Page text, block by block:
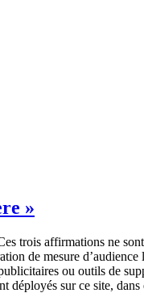
»
de consentement et de retrait.Le fait qu’aucun cookie n’apparaisse dans un outil de scan ne clôt pas l’analyse. 4. Vérifier les données collectées et les transformations Le data collection summary doit répondre à des questions concrètes :l’adresse IP est-elle reçue, utilisée et stockée ? l’URL complète est-elle transmise ? le user-agent est-il conservé brut ou réduit ? un identifiant visiteur est-il créé ? peut-il être stable entre des jours ou des sites ? les paramètres UTM sont-ils conservés ? des événements libres peuvent-ils contenir du texte ? quelles données sont agrégées ? à quel moment une donnée devient-elle non individualisable ?Un mode « anonyme » dont personne ne peut expliquer le fonctionnement n’est pas une preuve. 5. Vérifier l’usage par le fournisseur Demandez :le fournisseur agit-il uniquement comme sous-traitant pour cette collecte ? réutilise-t-il certaines données pour ses propres finalités ? combine-t-il les données entre clients ? fournit-il un benchmark à partir de données individualisées ? entraîne-t-il un modèle ou enrichit-il un autre produit ? quels sous-traitants reçoivent les données ? quels transferts internationaux s’appliquent ?Une